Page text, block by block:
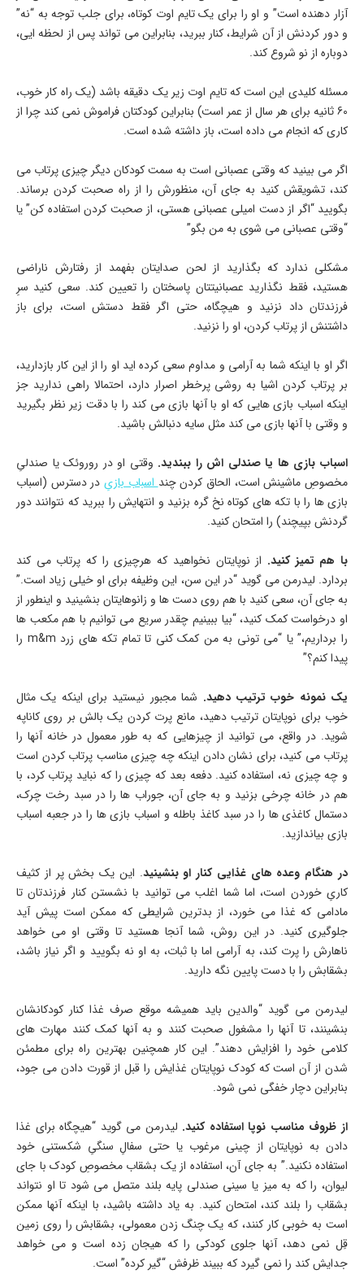
آزار دهنده است” و او را برای یک تایم اوت کوتاه، برای جلب توجه به “نه”
و دور کردنش از آن شرایط، کنار ببرید، بنابراین می تواند پس از لحظه ایی،
دوباره از نو شروع کند.
مسئله کلیدی این است که تایم اوت زیر یک دقیقه باشد (یک راه کار خوب،
60 ثانیه برای هر سال از عمر است) بنابراین کودکتان فراموش نمی کند چرا از
کاری که انجام می داده است، باز داشته شده است.
اگر می بینید که وقتی عصبانی است به سمت کودکان دیگر چیزی پرتاب می
کند، تشویقش کنید به جای آن، منظورش را از راه صحبت کردن برساند.
بگویید “اگر از دست امیلی عصبانی هستی، از صحبت کردن استفاده کن” یا
“وقتی عصبانی می شوی به من بگو”
مشکلی ندارد که بگذارید از لحن صدایتان بفهمد از رفتارش ناراضی
هستید، فقط نگذارید عصبانیتتان پاسختان را تعیین کند. سعی کنید سرِ
فرزندتان داد نزنید و هیچگاه، حتی اگر فقط دستش است، برای باز
داشتنش از پرتاب کردن، او را نزنید.
اگر او با اینکه شما به آرامی و مداوم سعی کرده اید او را از این کار بازدارید،
بر پرتاب کردن اشیا به روشی پرخطر اصرار دارد، احتمالا راهی ندارید جز
اینکه اسباب بازی هایی که او با آنها بازی می کند را با دقت زیر نظر بگیرید
و وقتی با آنها بازی می کند مثل سایه دنبالش باشید.
اسباب بازی ها یا صندلی اش را ببندید. وقتی او در روروئک یا صندلیِ
مخصوصِ ماشینش است، الحاق کردن چنداسباب بازیِدر دسترس (اسباب
بازی ها را با تکه های کوتاه نخ گره بزنید و انتهایش را ببرید که نتوانند دور
گردنش بپیچند) را امتحان کنید.
با هم تمیز کنید. از نوپایتان نخواهید که هرچیزی را که پرتاب می کند
بردارد. لیدرمن می گوید “در این سن، این وظیفه برای او خیلی زیاد است.”
به جای آن، سعی کنید با هم روی دست ها و زانوهایتان بنشینید و اینطور از
او درخواست کمک کنید، “بیا ببینیم چقدر سریع می توانیم با هم مکعب ها
را برداریم،” یا “می تونی به من کمک کنی تا تمام تکه های زرد m&m را
پیدا کنم؟”
یک نمونه خوب ترتیب دهید. شما مجبور نیستید برای اینکه یک مثال
خوب برای نوپایتان ترتیب دهید، مانع پرت کردن یک بالش بر روی کاناپه
شوید. در واقع، می توانید از چیزهایی که به طور معمول در خانه آنها را
پرتاب می کنید، برای نشان دادن اینکه چه چیزی مناسب پرتاب کردن است
و چه چیزی نه، استفاده کنید. دفعه بعد که چیزی را که نباید پرتاب کرد، با
هم در خانه چرخی بزنید و به جای آن، جوراب ها را در سبد رخت چرک،
دستمال کاغذی ها را در سبد کاغذ باطله و اسباب بازی ها را در جعبه اسباب
بازی بیاندازید.
در هنگام وعده های غذایی کنار او بنشینید. این یک بخش پر از کثیف
کاریِ خوردن است، اما شما اغلب می توانید با نشستن کنار فرزندتان تا
مادامی که غذا می خورد، از بدترین شرایطی که ممکن است پیش آید
جلوگیری کنید. در این روش، شما آنجا هستید تا وقتی او می خواهد
ناهارش را پرت کند، به آرامی اما با ثبات، به او نه بگویید و اگر نیاز باشد،
بشقابش را با دست پایین نگه دارید.
لیدرمن می گوید “والدین باید همیشه موقع صرف غذا کنار کودکانشان
بنشینند، تا آنها را مشغول صحبت کنند و به آنها کمک کنند مهارت های
کلامی خود را افزایش دهند”. این کار همچنین بهترین راه برای مطمئن
شدن از آن است که کودک نوپایتان غذایش را قبل از قورت دادن می جود،
بنابراین دچار خفگی نمی شود.
از ظروف مناسب نوپا استفاده کنید. لیدرمن می گوید “هیچگاه برای غذا
دادن به نوپایتان از چینی مرغوب یا حتی سفالِ سنگیِ شکستنی خود
استفاده نکنید.” به جای آن، استفاده از یک بشقاب مخصوصِ کودک با جای
لیوان، را که به میز یا سینی صندلی پایه بلند متصل می شود تا او نتواند
بشقاب را بلند کند، امتحان کنید. به یاد داشته باشید، با اینکه آنها ممکن
است به خوبی کار کنند، که یک چنگ زدن معمولی، بشقابش را روی زمین
قِل نمی دهد، آنها جلوی کودکی را که هیجان زده است و می خواهد
جدایش کند را نمی گیرد که ببیند ظرفش “گیر کرده” است.